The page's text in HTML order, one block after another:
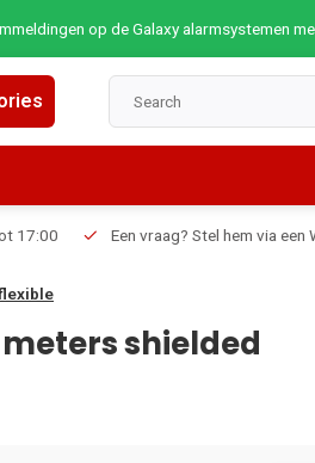
op de Galaxy alarmsystemen
17:00 Een vraag? Stel hem via
shielded